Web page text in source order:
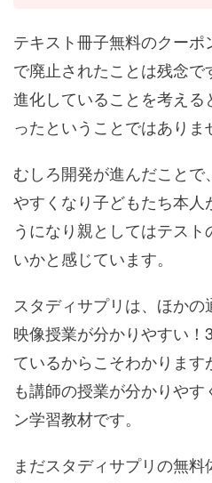
テキスト冊子無料のクー
で廃止されたことは残念
進化していることを考え
ったということではありま
むしろ開発が進んだこと
やすくなり子どもたち本人
うになり親としてはテス
いかと感じています。
スタディサプリは、ほか
映像授業が分かりやすい！
ているからこそわかります
も講師の授業が分かりや
ン学習教材です。
まだスタディサプリの無